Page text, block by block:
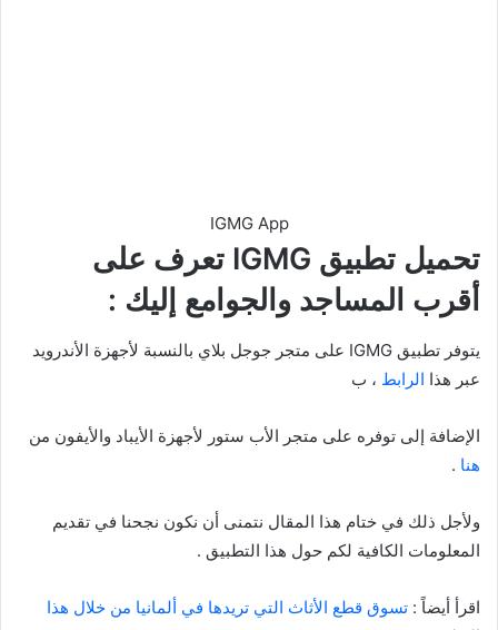
IGMG App
تحميل تطبيق IGMG تعرف على
أقرب المساجد والجوامع إليك :
يتوفر تطبيق IGMG على متجر جوجل بلاي بالنسبة لأجهزة الأندرويد
عبر هذا الرابط ، ب
الإضافة إلى توفره على متجر الأب ستور لأجهزة الأيباد والأيفون من
هنا .
ولأجل ذلك في ختام هذا المقال نتمنى أن نكون نجحنا في تقديم
المعلومات الكافية لكم حول هذا التطبيق .
اقرأ أيضاً : تسوق قطع الأثاث التي تريدها في ألمانيا من خلال هذا